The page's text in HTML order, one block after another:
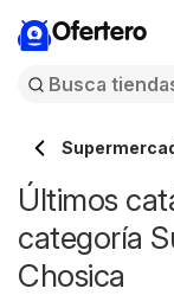
Ofertero
Últimos
categoría
Chosica